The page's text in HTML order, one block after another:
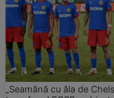
„Seamănă cu ăla de